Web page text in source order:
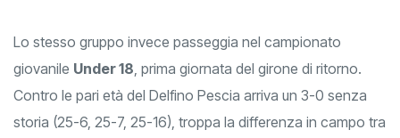
Lo stesso gruppo invece passeggia nel campionato
giovanile Under 18 , prima giornata del girone di ritorno.
Contro le pari età del Delfino Pescia arriva un 3-0 senza
storia (25-6, 25-7, 25-16), troppa la differenza in campo tra